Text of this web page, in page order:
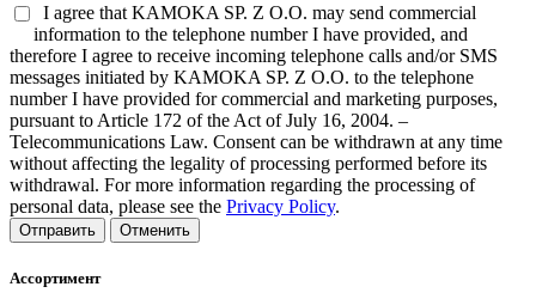
I agree that KAMOKA SP. Z O.O. may send commercial
information to the telephone number I have provided, and
therefore I agree to receive incoming telephone calls and/or SMS
messages initiated by KAMOKA SP. Z O.O. to the telephone
number I have provided for commercial and marketing purposes,
pursuant to Article 172 of the Act of July 16, 2004. –
Telecommunications Law. Consent can be withdrawn at any time
without affecting the legality of processing performed before its
withdrawal. For more information regarding the processing of
personal data, please see the Privacy Policy.
Отправить Отменить
Ассортимент